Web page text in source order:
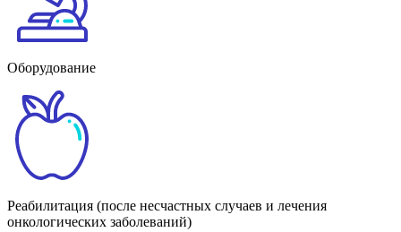
Оборудование
Реабилитация (после несчастных случаев и лечения
онкологических заболеваний)